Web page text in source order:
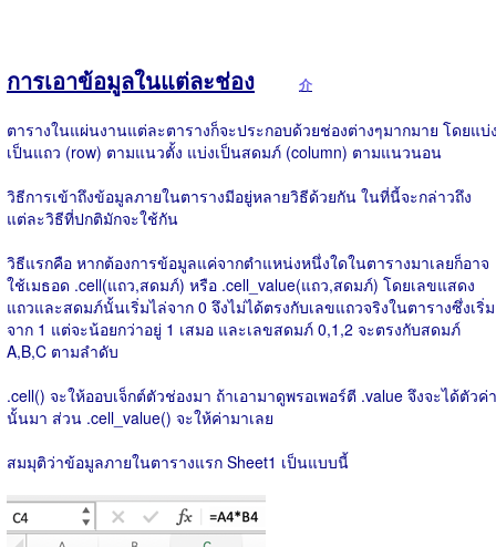
การเอาข้อมูลในแต่ละช่อง 介
ตารางในแผ่นงานแต่ละตารางก็จะประกอบด้วยช่องต่างๆมากมาย โดยแบ่
เป็นแถว (row) ตามแนวตั้ง แบ่งเป็นสดมภ์ (column) ตามแนวนอน
วิธีการเข้าถึงข้อมูลภายในตารางมีอยู่หลายวิธีด้วยกัน ในที่นี้จะกล่าวถึง
แต่ละวิธีที่ปกติมักจะใช้กัน
วิธีแรกคือ หากต้องการข้อมูลแค่จากตำแหน่งหนึ่งใดในตารางมาเลยก็อาจ
ใช้เมธอด .cell(แถว,สดมภ์) หรือ .cell_value(แถว,สดมภ์) โดยเลขแสดง
แถวและสดมภ์นั้นเริ่มไล่จาก 0 จึงไม่ได้ตรงกับเลขแถวจริงในตารางซึ่งเริ่ม
จาก 1 แต่จะน้อยกว่าอยู่ 1 เสมอ และเลขสดมภ์ 0,1,2 จะตรงกับสดมภ์
A,B,C ตามลำดับ
.cell() จะให้ออบเจ็กต์ตัวช่องมา ถ้าเอามาดูพรอเพอร์ตี .value จึงจะได้ตัวค่า
นั้นมา ส่วน .cell_value() จะให้ค่ามาเลย
สมมุติว่าข้อมูลภายในตารางแรก Sheet1 เป็นแบบนี้